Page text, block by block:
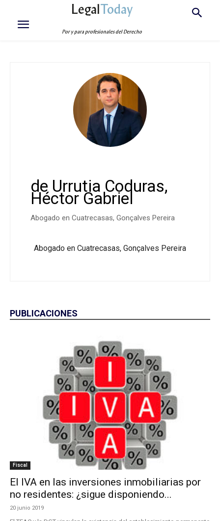
LegalToday
Por y para profesionales del Derecho
de Urrutia Coduras,
Héctor Gabriel
Abogado en Cuatrecasas, Gonçalves Pereira
Abogado en Cuatrecasas, Gonçalves Pereira
PUBLICACIONES
Fiscal
El IVA en las inversiones inmobiliarias por
no residentes: ¿sigue disponiendo...
20 junio 2019